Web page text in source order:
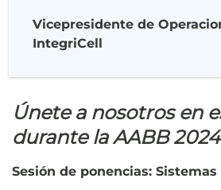
Vicepresidente de
IntegriCell
Únete a nosotros en
durante la AABB 2024
Sesión de ponencias: